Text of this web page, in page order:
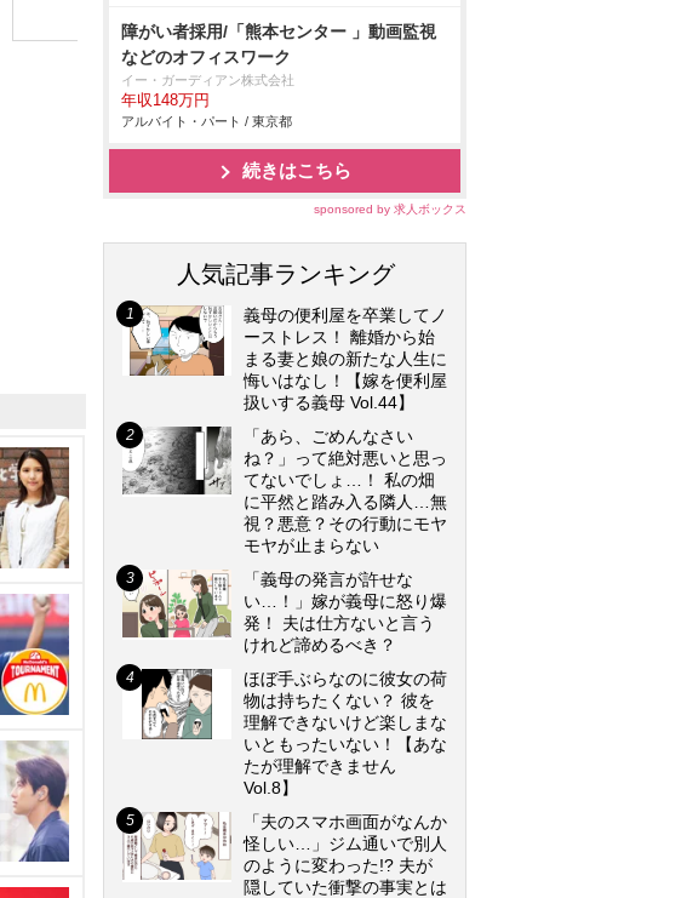
障がい者採用/「熊本センター 」動画監視
などのオフィスワーク
イー・ガーディアン株式会社
年収148万円
アルバイト・パート / 東京都
続きはこちら
sponsored by 求人ボックス
人気記事ランキング
義母の便利屋を卒業してノ
ーストレス！ 離婚から始
まる妻と娘の新たな人生に
悔いはなし！【嫁を便利屋
扱いする義母 Vol.44】
「あら、ごめんなさい
ね？」って絶対悪いと思っ
てないでしょ…！ 私の畑
に平然と踏み入る隣人…無
視？悪意？その行動にモヤ
モヤが止まらない
「義母の発言が許せな
い…！」嫁が義母に怒り爆
発！ 夫は仕方ないと言う
けれど諦めるべき？
ほぼ手ぶらなのに彼女の荷
物は持ちたくない？ 彼を
理解できないけど楽しまな
いともったいない！【あな
たが理解できません
Vol.8】
「夫のスマホ画面がなんか
怪しい…」ジム通いで別人
のように変わった!? 夫が
隠していた衝撃の事実とは